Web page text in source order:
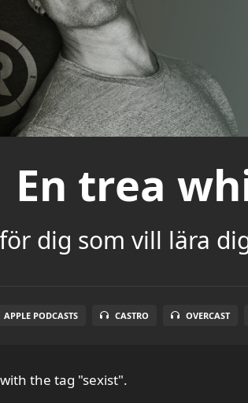
En trea
dig som vill lära
APPLE PODCASTS CASTRO OVERCAST
with the tag "sexist".